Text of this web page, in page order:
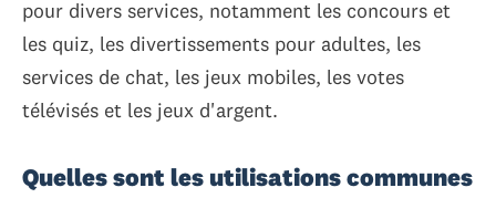
pour divers services, notamment les concours et
les quiz, les divertissements pour adultes, les
services de chat, les jeux mobiles, les votes
télévisés et les jeux d'argent.
Quelles sont les utilisations communes